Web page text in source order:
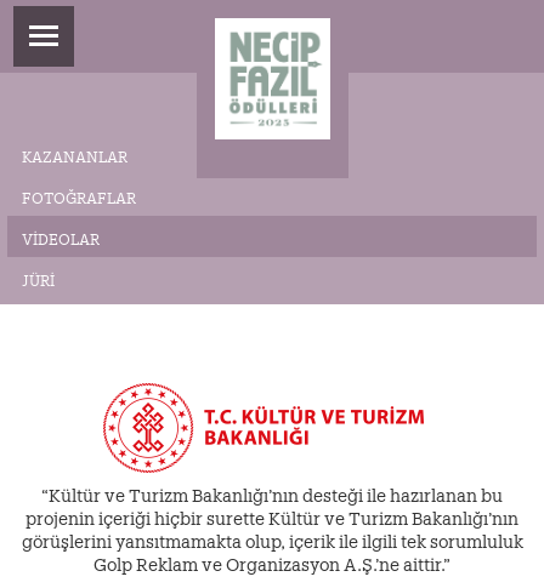
KAZANANLAR
FOTOĞRAFLAR
VIDEOLAR
JÜRI
“Kültür ve Turizm Bakanlığı’nın desteği ile hazırlanan bu
projenin içeriği hiçbir surette Kültür ve Turizm Bakanlığı’nın
görüşlerini yansıtmamakta olup, içerik ile ilgili tek sorumluluk
Golp Reklam ve Organizasyon A.Ş.’ne aittir.”